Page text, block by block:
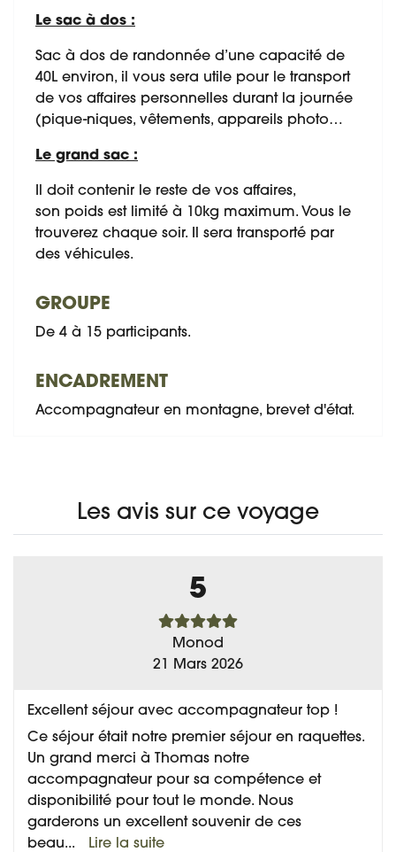
Le sac à dos :
Sac à dos de randonnée d’une capacité de
40L environ, il vous sera utile pour le transport
de vos affaires personnelles durant la journée
(pique-niques, vêtements, appareils photo…
Le grand sac :
Il doit contenir le reste de vos affaires,
son poids est limité à 10kg maximum. Vous le
trouverez chaque soir. Il sera transporté par
des véhicules.
GROUPE
De 4 à 15 participants.
ENCADREMENT
Accompagnateur en montagne, brevet d'état.
Les avis sur ce voyage
5
Monod
21 Mars 2026
Excellent séjour avec accompagnateur top !
Ce séjour était notre premier séjour en raquettes.
Un grand merci à Thomas notre
accompagnateur pour sa compétence et
disponibilité pour tout le monde. Nous
garderons un excellent souvenir de ces
beau... Lire la suite